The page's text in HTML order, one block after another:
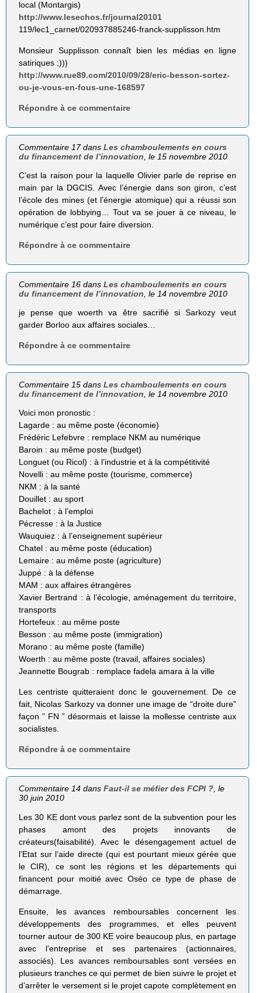
local (Montargis)
http://www.lesechos.fr/journal20101
119/lec1_carnet/020937885246-franck-supplisson.htm
Monsieur Supplisson connaît bien les médias en ligne
satiriques ;)))
http://www.rue89.com/2010/09/28/eric-besson-sortez-
ou-je-vous-en-fous-une-168597
Répondre à ce commentaire
Commentaire 17 dansLes chamboulements en cours
du financement de l’innovation , le 15 novembre 2010
C’est la raison pour la laquelle Olivier parle de reprise en
main par la DGCIS. Avec l’énergie dans son giron, c’est
l’école des mines (et l’énergie atomique) qui a réussi son
opération de lobbying… Tout va se jouer à ce niveau, le
numérique c’est pour faire diversion.
Répondre à ce commentaire
Commentaire 16 dansLes chamboulements en cours
du financement de l’innovation , le 14 novembre 2010
je pense que woerth va être sacrifié si Sarkozy veut
garder Borloo aux affaires sociales…
Répondre à ce commentaire
Commentaire 15 dansLes chamboulements en cours
du financement de l’innovation , le 14 novembre 2010
Voici mon pronostic :
Lagarde : au même poste (économie)
Frédéric Lefebvre : remplace NKM au numérique
Baroin : au même poste (budget)
Longuet (ou Ricol) : à l’industrie et à la compétitivité
Novelli : au même poste (tourisme, commerce)
NKM : à la santé
Douillet : au sport
Bachelot : à l’emploi
Pécresse : à la Justice
Wauquiez : à l’enseignement supérieur
Chatel : au même poste (éducation)
Lemaire : au même poste (agriculture)
Juppé : à la défense
MAM : aux affaires étrangères
Xavier Bertrand : à l’écologie, aménagement du territoire,
transports
Hortefeux : au même poste
Besson : au même poste (immigration)
Morano : au même poste (famille)
Woerth : au même poste (travail, affaires sociales)
Jeannette Bougrab : remplace fadela amara à la ville
Les centriste quitteraient donc le gouvernement. De ce
fait, Nicolas Sarkozy va donner une image de “droite dure”
façon ” FN ” désormais et laisse la mollesse centriste aux
socialistes.
Répondre à ce commentaire
Commentaire 14 dansFaut-il se méfier des FCPI ?, le
30 juin 2010
Les 30 KE dont vous parlez sont de la subvention pour les
phases amont des projets innovants de
créateurs(faisabilité). Avec le désengagement actuel de
l’Etat sur l’aide directe (qui est pourtant mieux gérée que
le CIR), ce sont les régions et les départements qui
financent pour moitié avec Oséo ce type de phase de
démarrage.
Ensuite, les avances remboursables concernent les
développements des programmes, et elles peuvent
tourner autour de 300 KE voire beaucoup plus, en partage
avec l’entreprise et ses partenaires (actionnaires,
associés). Les avances remboursables sont versées en
plusieurs tranches ce qui permet de bien suivre le projet et
d’arrêter le versement si le projet capote complètement en